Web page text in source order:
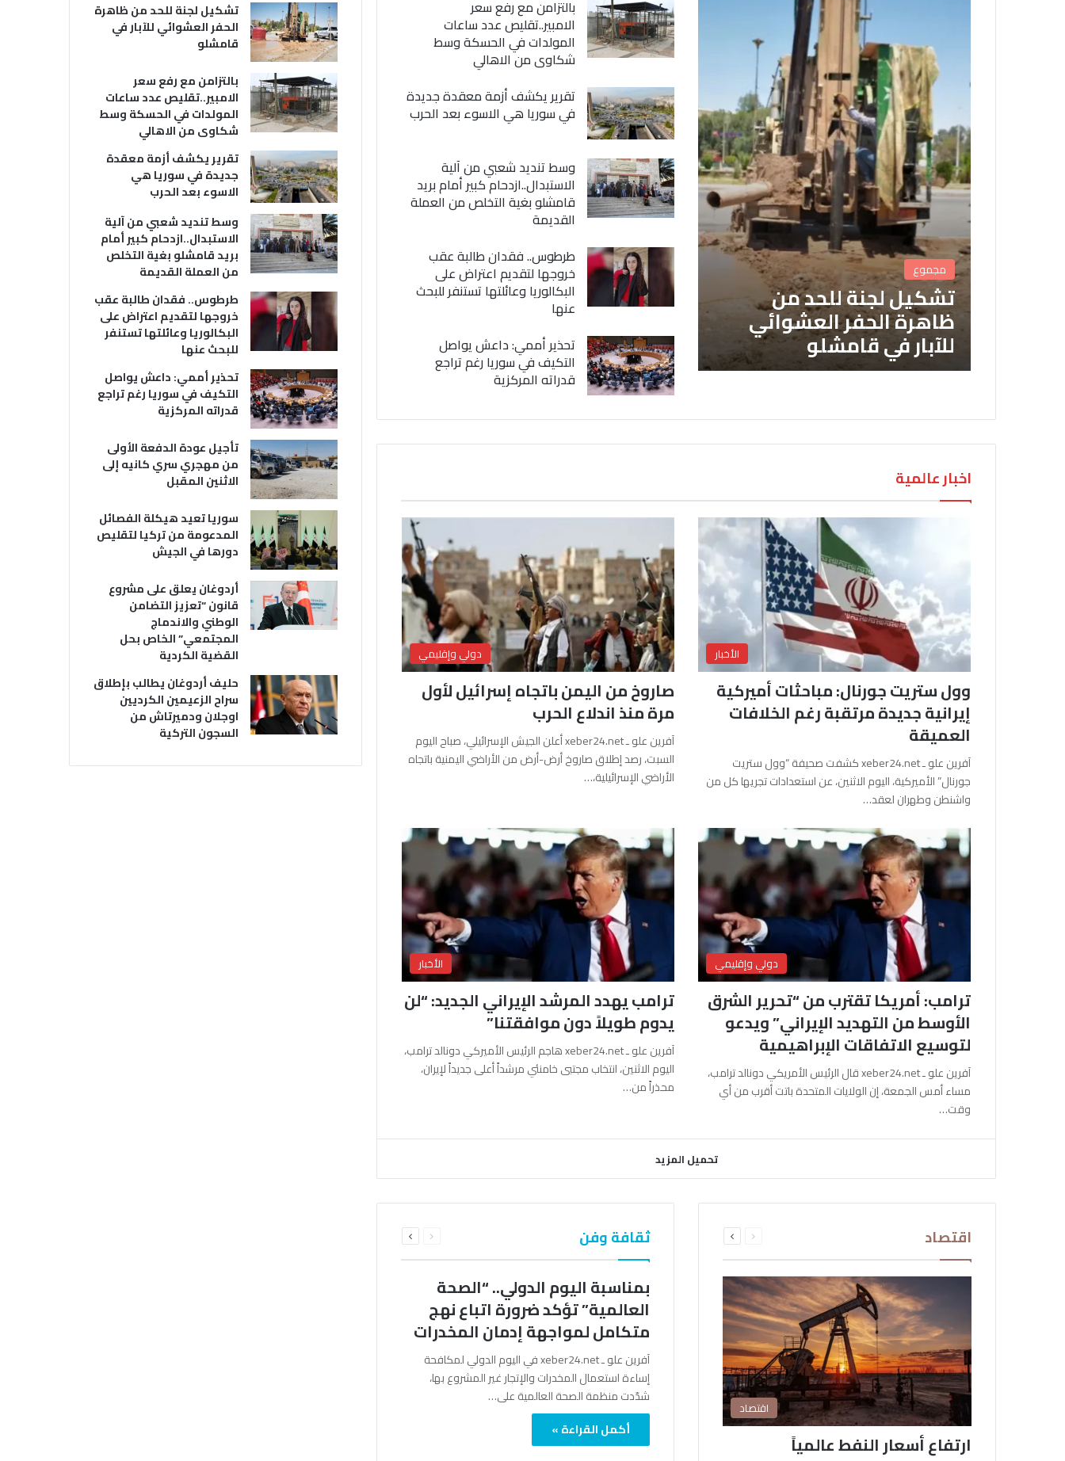
مجموع
تشكيل لجنة للحد من
ظاهرة الحفر العشوائي
للآبار في قامشلو
بالتزامن مع رفع سعر
الامبير..تقليص عدد ساعات
المولدات في الحسكة وسط
شكاوى من الاهالي
تقرير يكشف أزمة معقدة جديدة
في سوريا هي الاسوء بعد الحرب
وسط تنديد شعبي من آلية
الاستبدال..ازدحام كبير أمام بريد
قامشلو بغية التخلص من العملة
القديمة
طرطوس.. فقدان طالبة عقب
خروجها لتقديم اعتراض على
البكالوريا وعائلتها تستنفر للبحث
عنها
تحذير أممي: داعش يواصل
التكيف في سوريا رغم تراجع
قدراته المركزية
اخبار عالمية
الأخبار
وول ستريت جورنال: مباحثات أميركية
إيرانية جديدة مرتقبة رغم الخلافات
العميقة
آفرين علو ـ xeber24.net كشفت صحيفة “وول ستريت
جورنال” الأميركية، اليوم الاثنين، عن استعدادات تجريها كل من
واشنطن وطهران لعقد…
دولي وإقليمي
صاروخ من اليمن باتجاه إسرائيل لأول
مرة منذ اندلاع الحرب
آفرين علو ـ xeber24.net أعلن الجيش الإسرائيلي، صباح اليوم
السبت، رصد إطلاق صاروخ أرض-أرض من الأراضي اليمنية باتجاه
الأراضي الإسرائيلية،…
دولي وإقليمي
ترامب: أمريكا تقترب من “تحرير الشرق
الأوسط من التهديد الإيراني” ويدعو
لتوسيع الاتفاقات الإبراهيمية
آفرين علو ـ xeber24.net قال الرئيس الأمريكي دونالد ترامب،
مساء أمس الجمعة، إن الولايات المتحدة باتت أقرب من أي
وقت…
الأخبار
ترامب يهدد المرشد الإيراني الجديد: “لن
يدوم طويلاً دون موافقتنا”
آفرين علو ـ xeber24.net هاجم الرئيس الأميركي دونالد ترامب،
اليوم الاثنين، انتخاب مجتبى خامنئي مرشداً أعلى جديداً لإيران،
محذراً من…
تحميل المزيد
اقتصاد الصفحةالصفحة
اقتصاد
ارتفاع أسعار النفط عالمياً
ثقافة وفن الصفحةالصفحة
بمناسبة اليوم الدولي.. “الصحة
العالمية” تؤكد ضرورة اتباع نهج
متكامل لمواجهة إدمان المخدرات
آفرين علو ـ xeber24.net في اليوم الدولي لمكافحة
إساءة استعمال المخدرات والإتجار غير المشروع بها،
شدّدت منظمة الصحة العالمية على…
أكمل القراءة »
تشكيل لجنة للحد من ظاهرة
الحفر العشوائي للآبار في
قامشلو
بالتزامن مع رفع سعر
الامبير..تقليص عدد ساعات
المولدات في الحسكة وسط
شكاوى من الاهالي
تقرير يكشف أزمة معقدة
جديدة في سوريا هي
الاسوء بعد الحرب
وسط تنديد شعبي من آلية
الاستبدال..ازدحام كبير أمام
بريد قامشلو بغية التخلص
من العملة القديمة
طرطوس.. فقدان طالبة عقب
خروجها لتقديم اعتراض على
البكالوريا وعائلتها تستنفر
للبحث عنها
تحذير أممي: داعش يواصل
التكيف في سوريا رغم تراجع
قدراته المركزية
تأجيل عودة الدفعة الأولى
من مهجري سري كانيه إلى
الاثنين المقبل
سوريا تعيد هيكلة الفصائل
المدعومة من تركيا لتقليص
دورها في الجيش
أردوغان يعلق على مشروع
قانون “تعزيز التضامن
الوطني والاندماج
المجتمعي” الخاص بحل
القضية الكردية
حليف أردوغان يطالب بإطلاق
سراح الزعيمين الكرديين
اوجلان ودميرتاش من
السجون التركية